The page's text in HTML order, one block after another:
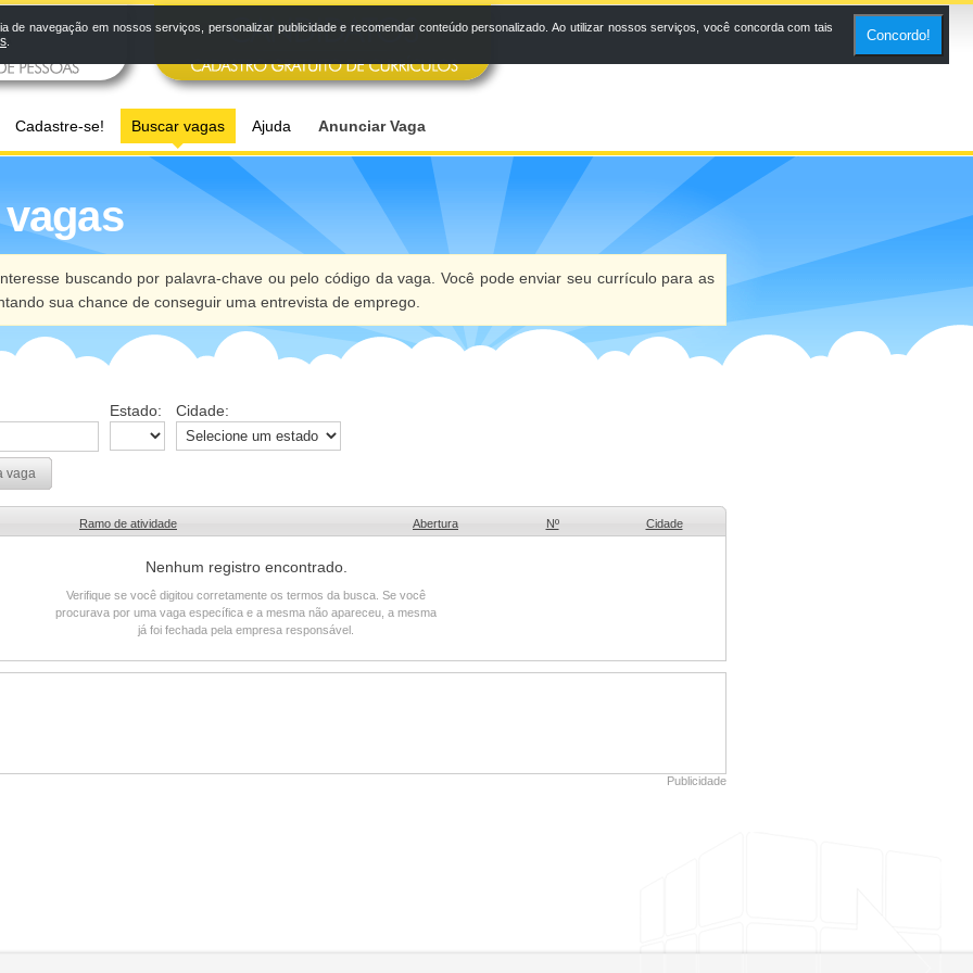
Cadastre-se! Buscar vagas Ajuda Anunciar Vaga
buscando por palavra-chave ou pelo código da vaga. Você pode enviar seu currículo para as
sua chance de conseguir uma entrevista de emprego.
Estado: Cidade:
vaga
Ramo de atividade Abertura Nº Cidade
Nenhum registro encontrado.
Verifique se você digitou corretamente os termos da busca. Se você
procurava por uma vaga específica e a mesma não apareceu, a mesma
já foi fechada pela empresa responsável.
Publicidade
navegação em nossos serviços, personalizar publicidade e recomendar conteúdo personalizado. Ao utilizar nossos serviços, você concorda com tais
Concordo!